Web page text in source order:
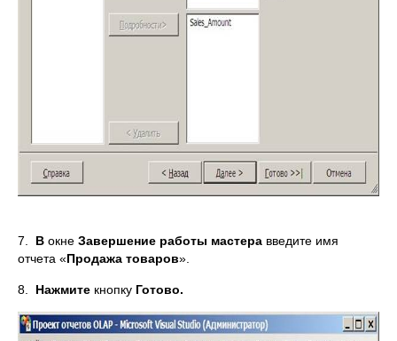
7. В окне Завершение работы мастера введите имя
отчета «Продажа товаров».
8. Нажмите кнопку Готово.